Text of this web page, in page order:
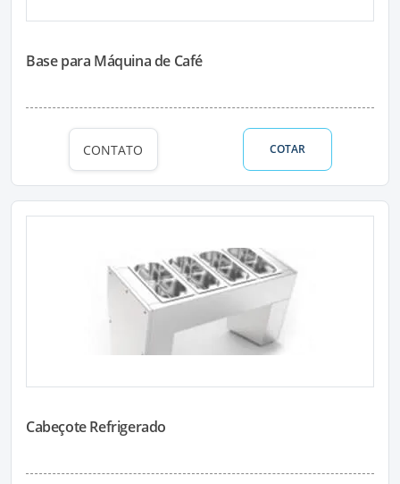
Base para Máquina de Café
CONTATO COTAR
Cabeçote Refrigerado